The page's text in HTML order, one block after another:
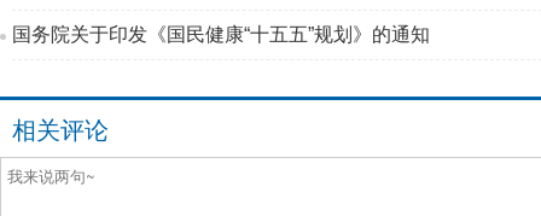
国务院关于印发《国民健康“十五五”规划》的通知
相关评论